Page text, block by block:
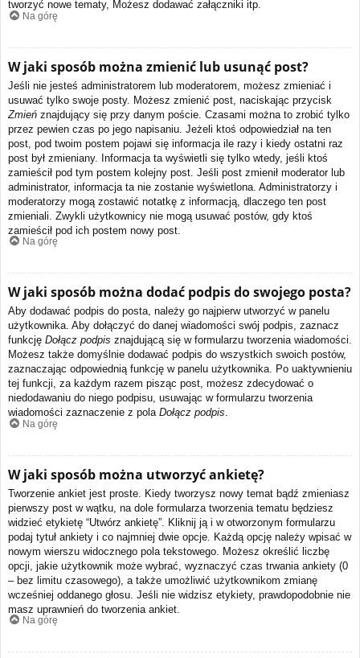
tworzyć nowe tematy, Możesz dodawać załączniki itp.
Na górę
W jaki sposób można zmienić lub usunąć post?
Jeśli nie jesteś administratorem lub moderatorem, możesz zmieniać i
usuwać tylko swoje posty. Możesz zmienić post, naciskając przycisk
Zmień znajdujący się przy danym poście. Czasami można to zrobić tylko
przez pewien czas po jego napisaniu. Jeżeli ktoś odpowiedział na ten
post, pod twoim postem pojawi się informacja ile razy i kiedy ostatni raz
post był zmieniany. Informacja ta wyświetli się tylko wtedy, jeśli ktoś
zamieścił pod tym postem kolejny post. Jeśli post zmienił moderator lub
administrator, informacja ta nie zostanie wyświetlona. Administratorzy i
moderatorzy mogą zostawić notatkę z informacją, dlaczego ten post
zmieniali. Zwykli użytkownicy nie mogą usuwać postów, gdy ktoś
zamieścił pod ich postem nowy post.
Na górę
W jaki sposób można dodać podpis do swojego posta?
Aby dodawać podpis do posta, należy go najpierw utworzyć w panelu
użytkownika. Aby dołączyć do danej wiadomości swój podpis, zaznacz
funkcję Dołącz podpis znajdującą się w formularzu tworzenia wiadomości.
Możesz także domyślnie dodawać podpis do wszystkich swoich postów,
zaznaczając odpowiednią funkcję w panelu użytkownika. Po uaktywnieniu
tej funkcji, za każdym razem pisząc post, możesz zdecydować o
niedodawaniu do niego podpisu, usuwając w formularzu tworzenia
wiadomości zaznaczenie z pola Dołącz podpis.
Na górę
W jaki sposób można utworzyć ankietę?
Tworzenie ankiet jest proste. Kiedy tworzysz nowy temat bądź zmieniasz
pierwszy post w wątku, na dole formularza tworzenia tematu będziesz
widzieć etykietę “Utwórz ankietę”. Kliknij ją i w otworzonym formularzu
podaj tytuł ankiety i co najmniej dwie opcje. Każdą opcję należy wpisać w
nowym wierszu widocznego pola tekstowego. Możesz określić liczbę
opcji, jakie użytkownik może wybrać, wyznaczyć czas trwania ankiety (0
– bez limitu czasowego), a także umożliwić użytkownikom zmianę
wcześniej oddanego głosu. Jeśli nie widzisz etykiety, prawdopodobnie nie
masz uprawnień do tworzenia ankiet.
Na górę